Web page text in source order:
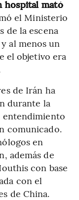
hospital mató
el Ministerio
de la escena
al menos un
el objetivo era
de Irán ha
durante la
entendimiento
comunicado.
en
además de
con base
con el
de China.